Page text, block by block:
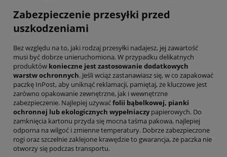
Zabezpieczenie przesyłki przed
uszkodzeniami
Bez względu na to, jaki rodzaj przesyłki nadajesz, jej zawartość
musi być dobrze unieruchomiona. W przypadku delikatnych
produktów konieczne jest zastosowanie dodatkowych
warstw ochronnych. Jeśli wciąż zastanawiasz się, w co zapakować
paczkę InPost, aby uniknąć reklamacji, pamiętaj, że kluczowe jest
zarówno opakowanie zewnętrzne, jak i wewnętrzne
zabezpieczenie. Najlepiej używaćfolii bąbelkowej, pianki
ochronnej lub ekologicznych wypełniaczypapierowych. Do
zamknięcia kartonu przyda się mocna taśma pakowa, najlepiej
odporna na wilgoć i zmienne temperatury. Dobrze zabezpieczone
rogi oraz szczelnie zaklejone krawędzie to gwarancja, że paczka nie
otworzy się podczas transportu.